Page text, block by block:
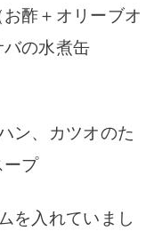
酢＋オリーブオ
の水煮缶
ン、カツオのた
ープ
を入れていまし